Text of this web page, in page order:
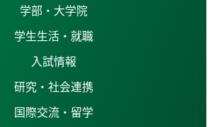
学部・大学院
学生生活・就職
入試情報
研究・社会連携
国際交流・留学